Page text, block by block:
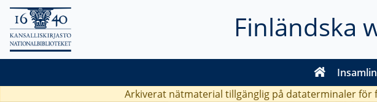
Finländska
Arkiverat nätmaterial tillgänglig på dataterminaler